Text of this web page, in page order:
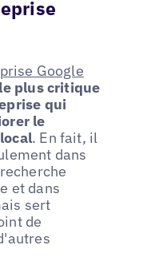
Google
plus critique
qui
le
. En fait, il
dans
et dans
sert
de